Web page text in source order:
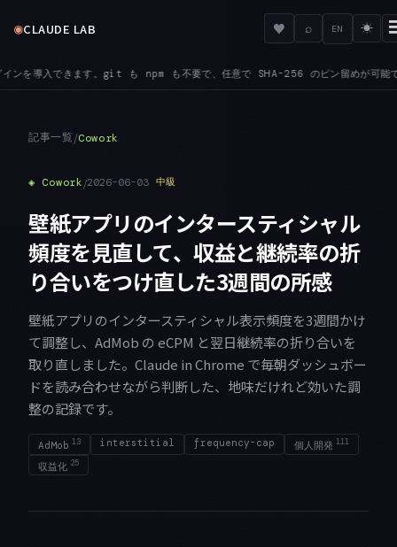
◉CLAUDE LAB ♥ ⌕ EN ☀
任意で SHA-256 のピン留めが可能です●BEDROCK —
記事一覧/Cowork
◈ Cowork/2026-06-03 中級
壁紙アプリのインタースティシャル
頻度を見直して、収益と継続率の折
り合いをつけ直した3週間の所感
壁紙アプリのインタースティシャル表示頻度を3週間かけ
て調整し、AdMob の eCPM と翌日継続率の折り合いを
取り直しました。Claude in Chrome で毎朝ダッシュボー
ドを読み合わせながら判断した、地味だけれど効いた調
整の記録です。
AdMob 13 interstitial frequency-cap 個人開発 111
収益化 25